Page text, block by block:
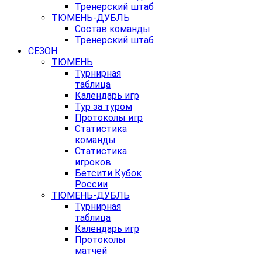
Тренерский штаб
ТЮМЕНЬ-ДУБЛЬ
Состав команды
Тренерский штаб
СЕЗОН
ТЮМЕНЬ
Турнирная
таблица
Календарь игр
Тур за туром
Протоколы игр
Статистика
команды
Статистика
игроков
Бетсити Кубок
России
ТЮМЕНЬ-ДУБЛЬ
Турнирная
таблица
Календарь игр
Протоколы
матчей